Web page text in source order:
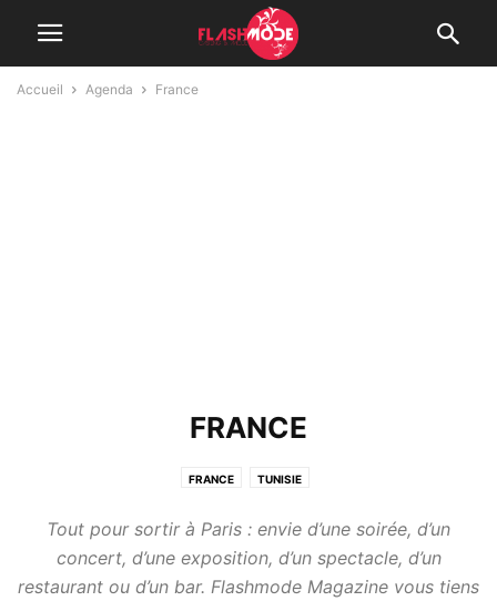
Accueil Agenda France
FRANCE
FRANCE TUNISIE
Tout pour sortir à Paris : envie d’une soirée, d’un
concert, d’une exposition, d’un spectacle, d’un
restaurant ou d’un bar. Flashmode Magazine vous tiens